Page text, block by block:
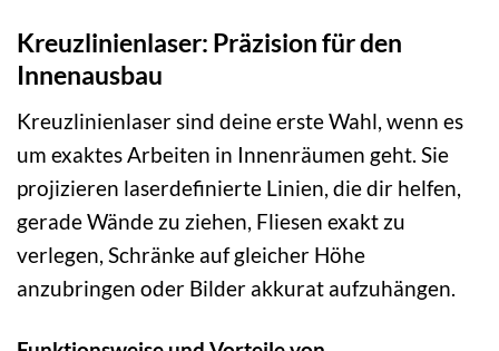
Kreuzlinienlaser: Präzision für den
Innenausbau
Kreuzlinienlaser sind deine erste Wahl, wenn es
um exaktes Arbeiten in Innenräumen geht. Sie
projizieren laserdefinierte Linien, die dir helfen,
gerade Wände zu ziehen, Fliesen exakt zu
verlegen, Schränke auf gleicher Höhe
anzubringen oder Bilder akkurat aufzuhängen.